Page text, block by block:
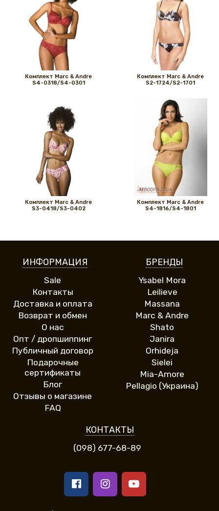
Комплект Marс & Andre
S4-0318/S4-0301
Комплект Marс & Andre
S2-1724/S2-1701
Комплект Marс & Andre
S3-0418/S3-0402
Комплект Marс & Andre
S4-1816/S4-1801
ИНФОРМАЦИЯ
Sale
Контакты
Доставка и оплата
Возврат и обмен
О нас
Опт / дропшиппинг
Публичный договор
Подарочные
сертификаты
Блог
Отзывы о магазине
FAQ
БРЕНДЫ
Ysabel Mora
Leilieve
Massana
Marc & Andre
Shato
Janira
Orhideja
Sielei
Mia-Amore
Pellagio (Украина)
КОНТАКТЫ
(098) 677-68-89